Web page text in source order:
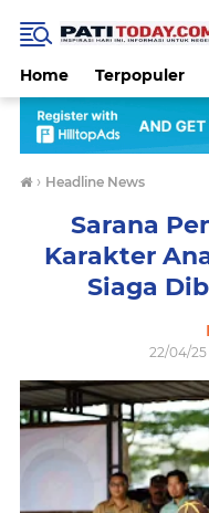
Home Terpopuler
› Headline News
Sarana
Karakter
Siaga
22/04/25